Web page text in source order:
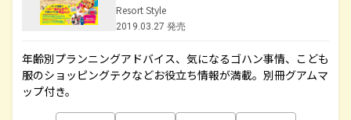
Resort Style
2019.03.27 発売
年齢別プランニングアドバイス、気になるゴハン事情、こども
服のショッピングテクなどお役立ち情報が満載。別冊グアムマ
ップ付き。